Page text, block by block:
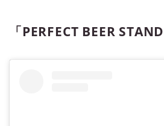
「PERFECT BEER